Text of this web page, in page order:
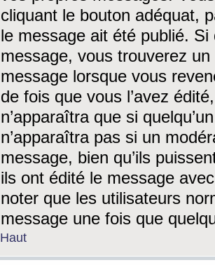
cliquant le bouton adéquat,
le message ait été publié. Si
message, vous trouverez
message lorsque vous
de fois que vous l’avez
n’apparaîtra que si
n’apparaîtra pas si un
message, bien qu’ils
ils ont édité le message
noter que les utilisateurs
message une fois que
Haut